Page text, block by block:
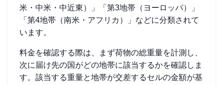
米・中米・中近東）」「第3地帯（ヨーロッパ）」
「第4地帯（南米・アフリカ）」などに分類されて
います。
料金を確認する際は、まず荷物の総重量を計測し、
次に届け先の国がどの地帯に該当するかを確認しま
す。該当する重量と地帯が交差するセルの金額が基